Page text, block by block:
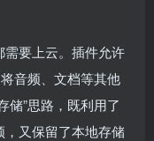
需要上云。插件允许
音频、文档等其他
储”思路，既利用了
又保留了本地存储